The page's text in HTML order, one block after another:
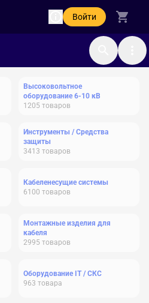
Войти
Высоковольтное
оборудование 6-10 кВ
1205 товаров
Инструменты / Средства
защиты
3413 товаров
Кабеленесущие системы
6100 товаров
Монтажные изделия для
кабеля
2995 товаров
Оборудование IT / СКС
963 товара